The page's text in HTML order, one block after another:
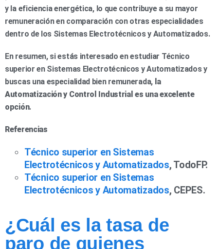
y la eficiencia energética, lo que contribuye a su mayor
remuneración en comparación con otras especialidades
dentro de los Sistemas Electrotécnicos y Automatizados.
En resumen, si estás interesado en estudiar Técnico
superior en Sistemas Electrotécnicos y Automatizados y
buscas una especialidad bien remunerada, la
Automatización y Control Industrial es una excelente
opción.
Referencias
Técnico superior en Sistemas
Electrotécnicos y Automatizados, TodoFP.
Técnico superior en Sistemas
Electrotécnicos y Automatizados, CEPES.
¿Cuál es la tasa de
paro de quienes